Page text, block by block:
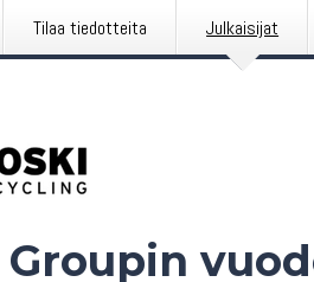
Tilaa tiedotteita Julkaisijat